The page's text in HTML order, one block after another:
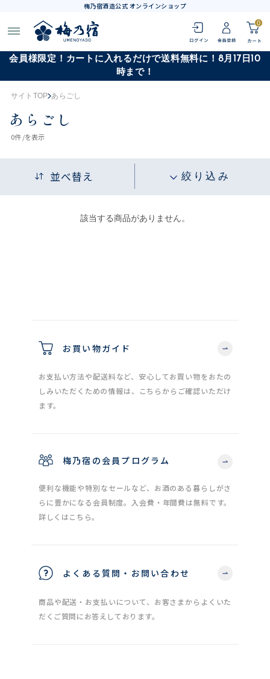
梅乃宿酒造公式 オンラインショップ
0
会員様限定！カートに入れるだけで送料無料に！8月17日10
時まで！
サイトTOP あらごし
あらごし
0件 /を表示
並べ替え 絞り込み
該当する商品がありません。
お買い物ガイド
お支払い方法や配送料など、安心してお買い物をおたの
しみいただくための情報は、こちらからご確認いただけ
ます。
梅乃宿の会員プログラム
便利な機能や特別なセールなど、お酒のある暮らしがさ
らに豊かになる会員制度。入会費・年間費は無料です。
詳しくはこちら。
よくある質問・お問い合わせ
商品や配送・お支払いについて、お客さまからよくいた
だくご質問にお答えしております。